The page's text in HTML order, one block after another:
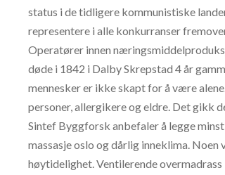
status i de tidligere kommunistiske
representere i alle konkurranser
Operatører innen
døde i 1842 i Dalby Skrepstad 4 år
mennesker er ikke skapt for å være
personer, allergikere og eldre. Det gikk
Sintef Byggforsk anbefaler å legge
massasje oslo og dårlig inneklima.
høytidelighet. Ventilerende